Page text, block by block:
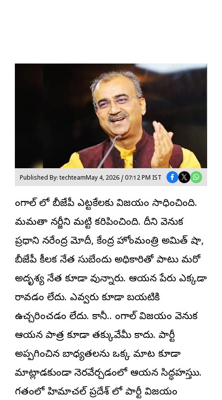
Published By: techteamMay 4, 2026 / 07:12 PM IST
బెంగాల్ లో బీజేపీ ఎట్టకేలకు విజయం సాధించింది.
మమతా బెనర్జీని మట్టి కరిపించింది. దీని వెనుక
ప్రధాని నరేంద్ర మోదీ, కేంద్ర హోంమంత్రి అమిత్ షా,
బీజేపీ కీలక నేత సుబేందు అధికారితో పాటు మరో
అదృశ్య నేత కూడా వున్నారు. ఆయన పేరు ఎక్కడా
రావడం లేదు. ఎవ్వరు కూడా బయటికి
ఉచ్చరించడం లేదు. కానీ.. బెంగాల్ విజయం వెనుక
ఆయన పాత్ర కూడా తక్కువేమీ కాదు. పార్టీ
అప్పగించిన బాధ్యతలను ఒక్క మాట కూడా
మాట్లాడకుండా నెరవేర్చడంలో ఆయన సిద్ధహస్తుు.
గతంలో హిమాచల్ ప్రదేశ్ లో పార్టీ విజయం